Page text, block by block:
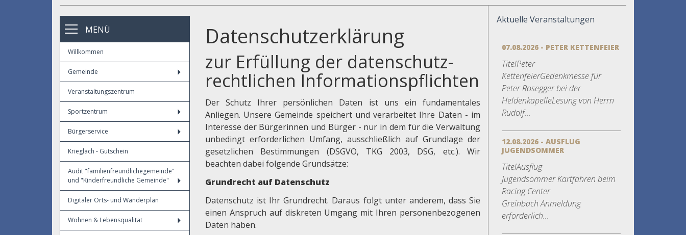
MENÜ
Willkommen
Gemeinde
Veranstaltungszentrum
Sportzentrum
Bürgerservice
Krieglach - Gutschein
Audit "familienfreundlichegemeinde"
und "Kinderfreundliche Gemeinde"
Digitaler Orts- und Wanderplan
Wohnen & Lebensqualität
Datenschutzerklärung
zur Erfüllung der datenschutz-
rechtlichen Informationspflichten
Der Schutz Ihrer persönlichen Daten ist uns ein fundamentales
Anliegen. Unsere Gemeinde speichert und verarbeitet Ihre Daten - im
Interesse der Bürgerinnen und Bürger - nur in dem für die Verwaltung
unbedingt erforderlichen Umfang, ausschließlich auf Grundlage der
gesetzlichen Bestimmungen (DSGVO, TKG 2003, DSG, etc.). Wir
beachten dabei folgende Grundsätze:
Grundrecht auf Datenschutz
Datenschutz ist Ihr Grundrecht. Daraus folgt unter anderem, dass Sie
einen Anspruch auf diskreten Umgang mit Ihren personenbezogenen
Daten haben.
Aktuelle Veranstaltungen
07.08.2026 - PETER KETTENFEIER
TitelPeter
KettenfeierGedenkmesse für
Peter Rosegger bei der
HeldenkapelleLesung von Herrn
Rudolf...
12.08.2026 - AUSFLUG
JUGENDSOMMER
TitelAusflug
Jugendsommer Kartfahren beim
Racing Center
Greinbach Anmeldung
erforderlich...